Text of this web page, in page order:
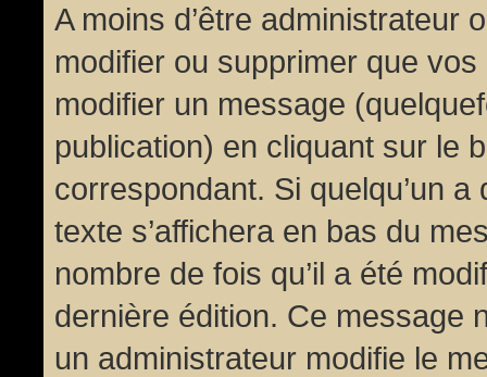
A moins d’être administrateur
modifier ou supprimer que
modifier un message
publication) en cliquant sur le
correspondant. Si quelqu’un
texte s’affichera en bas du
nombre de fois qu’il a été
dernière édition. Ce message
un administrateur modifie le